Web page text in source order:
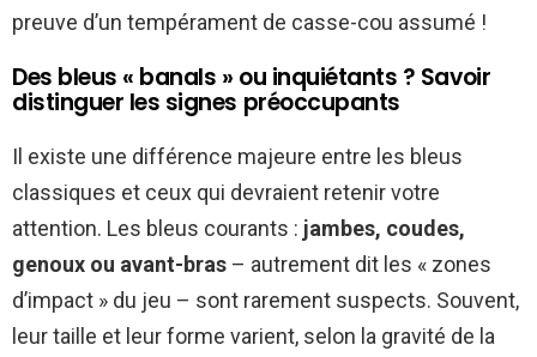
preuve d’un tempérament de casse-cou assumé !
Des bleus « banals » ou inquiétants ? Savoir
distinguer les signes préoccupants
Il existe une différence majeure entre les bleus
classiques et ceux qui devraient retenir votre
attention. Les bleus courants : jambes, coudes,
genoux ou avant-bras – autrement dit les « zones
d’impact » du jeu – sont rarement suspects. Souvent,
leur taille et leur forme varient, selon la gravité de la